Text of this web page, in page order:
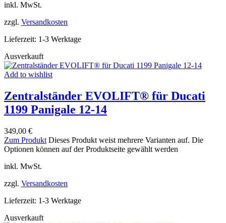
inkl. MwSt.
zzgl. Versandkosten
Lieferzeit: 1-3 Werktage
Ausverkauft
Add to wishlist
Zentralständer EVOLIFT® für Ducati
1199 Panigale 12-14
349,00 €
Zum Produkt Dieses Produkt weist mehrere Varianten auf. Die
Optionen können auf der Produktseite gewählt werden
inkl. MwSt.
zzgl. Versandkosten
Lieferzeit: 1-3 Werktage
Ausverkauft